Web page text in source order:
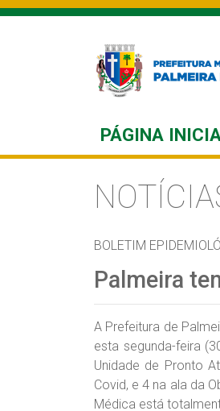
PÁGINA
BOLETIM
Palmeira
A Prefeitura de
esta segunda-feira
Unidade de Pronto
Covid, e 4 na ala da
Médica está